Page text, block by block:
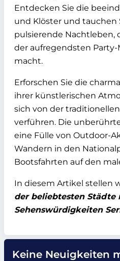
Entdecken Sie die
und Klöster und tauchen
pulsierende Nachtleben,
der aufregendsten
macht.
Erforschen Sie die
ihrer künstlerischen
sich von der
verführen. Die
eine Fülle von Outdoor-
Wandern in den
Bootsfahrten auf den
In diesem Artikel stellen
der beliebtesten Städte
Sehenswürdigkeiten
Keine Neuigkeiten